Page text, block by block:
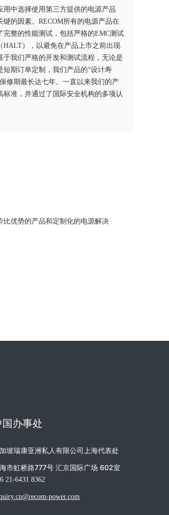
用中选择使用第三方提供的电源产品
键的因素。RECOM所有的电源产品在
完整的性能测试，包括严格的EMC测试
HALT），以避免在产品上市之前出现
于我们严格的开发和测试流程，无论是
短期订单定制，我们产品的“设计寿
修期最长达七年。一直以来我们的产
标准，并通过了国际安全机构的多项认
优势的产品和定制化的电源解决
国办事处
坡瑞康亚洲私人有限公司上海代表处
海市虹桥路777号 汇京国际广场 602室
21-6431 8362
power.com